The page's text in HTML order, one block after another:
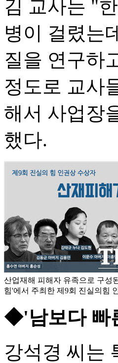
김 교사는 "
병이 걸렸는
질을 연구하
정도로 교사
해서 사업장
했다.
산업재해 피해자 유족으로 구성
힘'에서 주최한 제9회 진실의힘
◆'남보다 빠
강석경 씨는